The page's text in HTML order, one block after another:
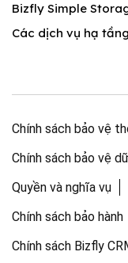
Bizfly Simple
Các dịch vụ hạ
Chính sách bảo vệ
Chính sách bảo vệ
Quyền và nghĩa vụ
Chính sách bảo hành
Chính sách Bizfly